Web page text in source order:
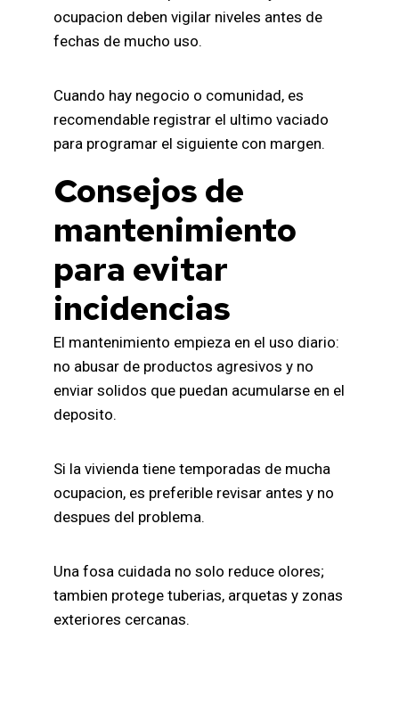
ocupacion deben vigilar niveles antes de
fechas de mucho uso.
Cuando hay negocio o comunidad, es
recomendable registrar el ultimo vaciado
para programar el siguiente con margen.
Consejos de
mantenimiento
para evitar
incidencias
El mantenimiento empieza en el uso diario:
no abusar de productos agresivos y no
enviar solidos que puedan acumularse en el
deposito.
Si la vivienda tiene temporadas de mucha
ocupacion, es preferible revisar antes y no
despues del problema.
Una fosa cuidada no solo reduce olores;
tambien protege tuberias, arquetas y zonas
exteriores cercanas.